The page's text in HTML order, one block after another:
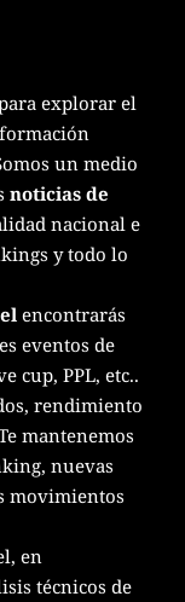
explorar el
un medio
noticias de
nacional e
y todo lo
encontrarás
eventos de
cup, PPL, etc..
rendimiento
mantenemos
nuevas
movimientos
en
técnicos de